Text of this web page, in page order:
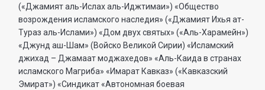
(«Джамият аль-Ислах аль-Иджтимаи») «Общество
возрождения исламского наследия» («Джамият Ихья ат-
Тураз аль-Ислами») «Дом двух святых» («Аль-Харамейн»)
«Джунд аш-Шам» (Войско Великой Сирии) «Исламский
джихад – Джамаат моджахедов» «Аль-Каида в странах
исламского Магриба» «Имарат Кавказ» («Кавказский
Эмират») «Синдикат «Автономная боевая